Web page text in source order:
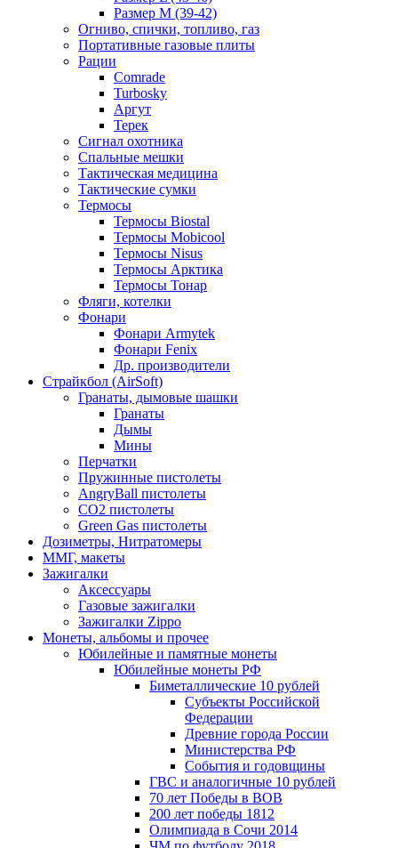
Размер M (39-42)
Огниво, спички, топливо, газ
Портативные газовые плиты
Рации
Comrade
Turbosky
Аргут
Терек
Сигнал охотника
Спальные мешки
Тактическая медицина
Тактические сумки
Термосы
Термосы Biostal
Термосы Mobicool
Термосы Nisus
Термосы Арктика
Термосы Тонар
Фляги, котелки
Фонари
Фонари Armytek
Фонари Fenix
Др. производители
Страйкбол (AirSoft)
Гранаты, дымовые шашки
Гранаты
Дымы
Мины
Перчатки
Пружинные пистолеты
AngryBall пистолеты
CO2 пистолеты
Green Gas пистолеты
Дозиметры, Нитратомеры
ММГ, макеты
Зажигалки
Аксессуары
Газовые зажигалки
Зажигалки Zippo
Монеты, альбомы и прочее
Юбилейные и памятные монеты
Юбилейные монеты РФ
Биметаллические 10 рублей
Субъекты Российской
Федерации
Древние города России
Министерства РФ
События и годовщины
ГВС и аналогичные 10 рублей
70 лет Победы в ВОВ
200 лет победы 1812
Олимпиада в Сочи 2014